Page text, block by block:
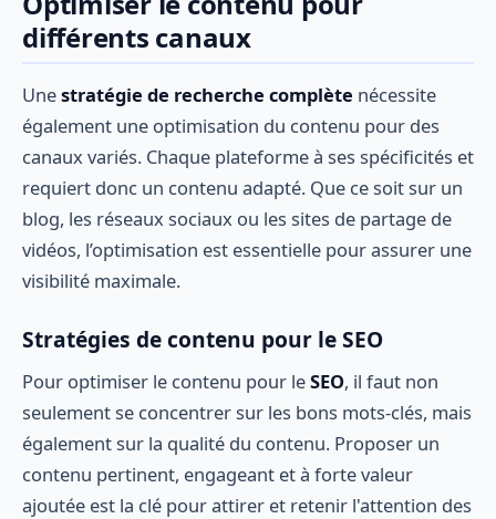
différents canaux
Unestratégie de recherche complète nécessite
également une optimisation du contenu pour des
canaux variés. Chaque plateforme à ses spécificités et
requiert donc un contenu adapté. Que ce soit sur un
blog, les réseaux sociaux ou les sites de partage de
vidéos, l’optimisation est essentielle pour assurer une
visibilité maximale.
Stratégies de contenu pour le SEO
Pour optimiser le contenu pour leSEO, il faut non
seulement se concentrer sur les bons mots-clés, mais
également sur la qualité du contenu. Proposer un
contenu pertinent, engageant et à forte valeur
ajoutée est la clé pour attirer et retenir l'attention des